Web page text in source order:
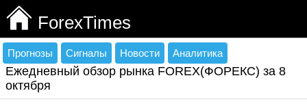
ForexTimes
Прогнозы Сигналы Новости Аналитика
Ежедневный обзор рынка FOREX(ФОРЕКС) за 8
октября